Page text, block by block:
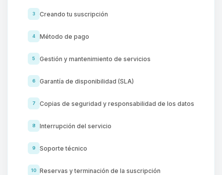
3 Creando tu suscripción
4 Método de pago
5 Gestión y mantenimiento de servicios
6 Garantía de disponibilidad (SLA)
7 Copias de seguridad y responsabilidad de los datos
8 Interrupción del servicio
9 Soporte técnico
10 Reservas y terminación de la suscripción